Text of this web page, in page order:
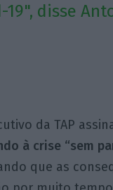
19", disse
da TAP
à crise “sem
que as